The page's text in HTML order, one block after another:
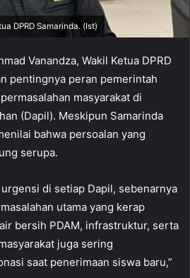
DPRD Samarinda. (Ist)
Vanandza, Wakil Ketua DPRD
pentingnya peran pemerintah
masyarakat di
(Dapil). Meskipun Samarinda
bahwa persoalan yang
serupa.
di setiap Dapil, sebenarnya
utama yang kerap
bersih PDAM, infrastruktur, serta
juga sering
saat penerimaan siswa baru,”